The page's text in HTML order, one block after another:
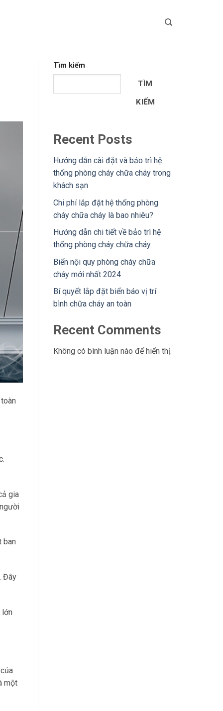
gia
ban
Đây
một
Tìm kiếm
TÌM
KIẾM
Recent Posts
Hướng dẫn cài đặt và bảo trì hệ
thống phòng cháy chữa cháy trong
khách sạn
Chi phí lắp đặt hệ thống phòng
cháy chữa cháy là bao nhiêu?
Hướng dẫn chi tiết về bảo trì hệ
thống phòng cháy chữa cháy
Biển nội quy phòng cháy chữa
cháy mới nhất 2024
Bí quyết lắp đặt biển báo vị trí
bình chữa cháy an toàn
Recent Comments
Không có bình luận nào để hiển thị.